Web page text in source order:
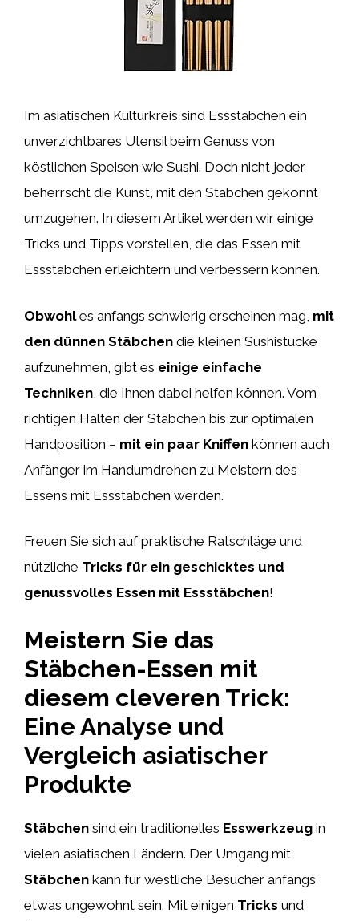
Im asiatischen Kulturkreis sind Essstäbchen ein
unverzichtbares Utensil beim Genuss von
köstlichen Speisen wie Sushi. Doch nicht jeder
beherrscht die Kunst, mit den Stäbchen gekonnt
umzugehen. In diesem Artikel werden wir einige
Tricks und Tipps vorstellen, die das Essen mit
Essstäbchen erleichtern und verbessern können.
Obwohles anfangs schwierig erscheinen mag, mit
den dünnen Stäbchen die kleinen Sushistücke
aufzunehmen, gibt es einige einfache
Techniken , die Ihnen dabei helfen können. Vom
richtigen Halten der Stäbchen bis zur optimalen
Handposition – mit ein paar Kniffen können auch
Anfänger im Handumdrehen zu Meistern des
Essens mit Essstäbchen werden.
Freuen Sie sich auf praktische Ratschläge und
nützliche Tricks für ein geschicktes und
genussvolles Essen mit Essstäbchen!
Meistern Sie das
Stäbchen-Essen mit
diesem cleveren Trick:
Eine Analyse und
Vergleich asiatischer
Produkte
Stäbchen sind ein traditionelles Esswerkzeug in
vielen asiatischen Ländern. Der Umgang mit
Stäbchen kann für westliche Besucher anfangs
etwas ungewohnt sein. Mit einigen Tricks und